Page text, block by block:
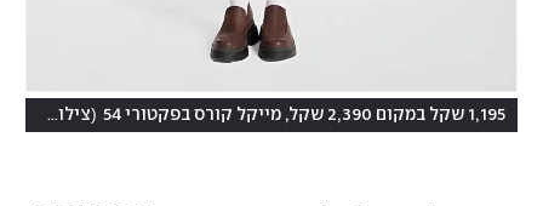
1,195 שקל במקום 2,390 שקל, מייקל קורס בפקטורי 54 (צילום: באדיבות המותג